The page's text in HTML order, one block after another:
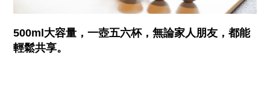
500ml大容量，一壺五六杯，無論家人朋友，都能
輕鬆共享。